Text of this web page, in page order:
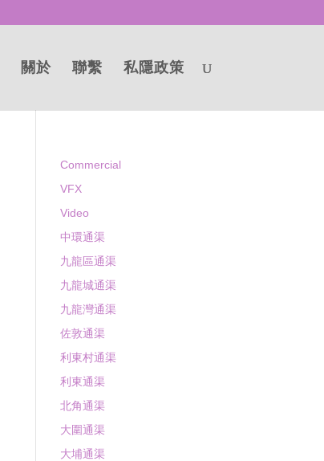
關於 聯繫 私隱政策
Commercial
VFX
Video
中環通渠
九龍區通渠
九龍城通渠
九龍灣通渠
佐敦通渠
利東村通渠
利東通渠
北角通渠
大圍通渠
大埔通渠